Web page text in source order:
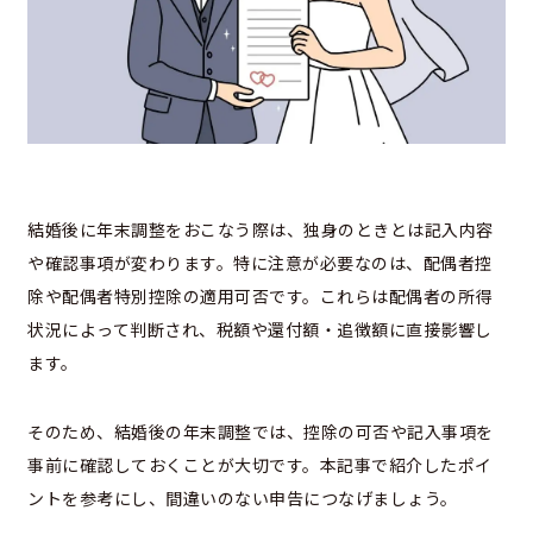
結婚後に年末調整をおこなう際は、独身のときとは記入内容
や確認事項が変わります。特に注意が必要なのは、配偶者控
除や配偶者特別控除の適用可否です。これらは配偶者の所得
状況によって判断され、税額や還付額・追徴額に直接影響し
ます。
そのため、結婚後の年末調整では、控除の可否や記入事項を
事前に確認しておくことが大切です。本記事で紹介したポイ
ントを参考にし、間違いのない申告につなげましょう。